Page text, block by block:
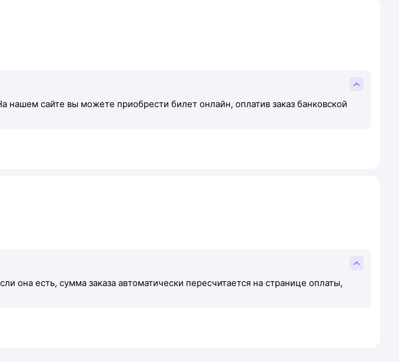
сайте вы можете приобрести билет онлайн, оплатив заказ банковской
она есть, сумма заказа автоматически пересчитается на странице оплаты,